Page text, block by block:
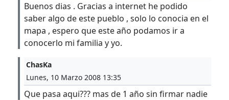
Buenos dias . Gracias a internet he podido
saber algo de este pueblo , solo lo conocia en el
mapa , espero que este año podamos ir a
conocerlo mi familia y yo.
ChasKa
Lunes, 10 Marzo 2008 13:35
Que pasa aqui??? mas de 1 año sin firmar nadie